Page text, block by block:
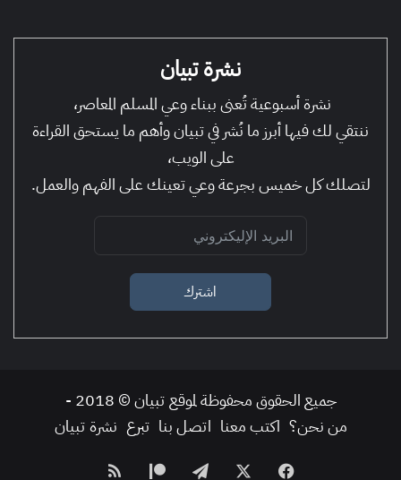
نشرة تبيان
نشرة أسبوعية تُعنى ببناء وعي المسلم المعاصر،
ننتقي لك فيها أبرز ما نُشر في تبيان وأهم ما يستحق القراءة
على الويب،
لتصلك كل خميس بجرعة وعي تعينك على الفهم والعمل.
اشترك
جميع الحقوق محفوظة لموقع تبيان © 2018 -
من نحن؟ اكتب معنا اتصل بنا تبرع نشرة تبيان
فيسبوك
تيلقرام‫Patreonملخص